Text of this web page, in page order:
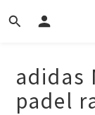
adidas
padel